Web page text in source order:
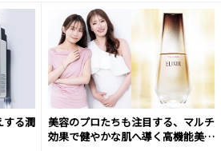
する潤
美容のプロたちも注目する、マルチ
効果で健やかな肌へ導く高機能美容